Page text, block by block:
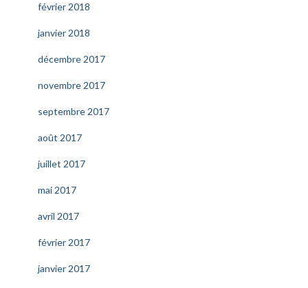
février 2018
janvier 2018
décembre 2017
novembre 2017
septembre 2017
août 2017
juillet 2017
mai 2017
avril 2017
février 2017
janvier 2017